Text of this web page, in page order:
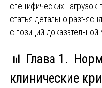
специфических
статья детально
с позиций доказательной
📊 Глава 1.
клинические